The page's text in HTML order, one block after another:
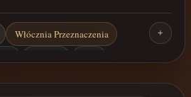
Włócznia Przeznaczenia
+